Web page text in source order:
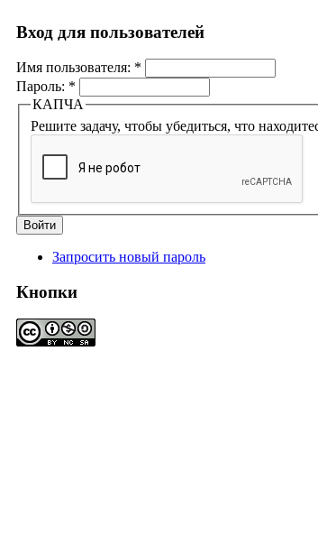
Вход для пользователей
Имя пользователя: *
Пароль: *
КАПЧА
Решите задачу, чтобы убедиться, что
Запросить новый пароль
Кнопки